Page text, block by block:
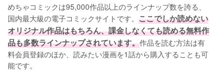
めちゃコミックは95,000作品以上のラインナップ数を誇る、
国内最大級の電子コミックサイトです。 ここでしか読めない
オリジナル作品はもちろん、課金しなくても読める無料作
品も多数ラインナップされています。作品を読む方法は有
料会員登録のほか、読みたい漫画を1話から購入することも可
能です。